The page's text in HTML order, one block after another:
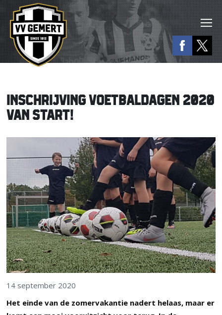
INSCHRIJVING VOETBALDAGEN 2020
VAN START!
14 september 2020
Het einde van de zomervakantie nadert helaas, maar er